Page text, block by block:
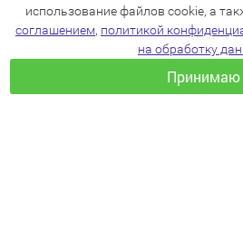
использование файлов cookie, а
соглашением, политикой
на обработку
Принимаю